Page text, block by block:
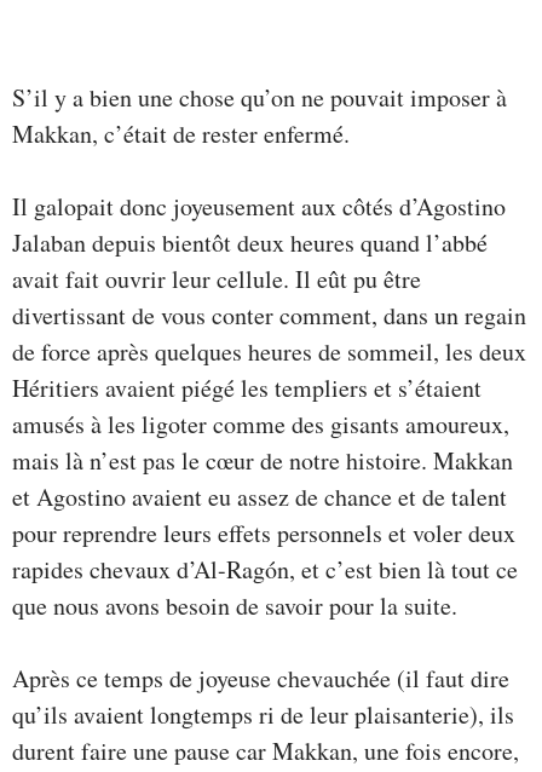
S’il y a bien une chose qu’on ne pouvait imposer à
Makkan, c’était de rester enfermé.
Il galopait donc joyeusement aux côtés d’Agostino
Jalaban depuis bientôt deux heures quand l’abbé
avait fait ouvrir leur cellule. Il eût pu être
divertissant de vous conter comment, dans un regain
de force après quelques heures de sommeil, les deux
Héritiers avaient piégé les templiers et s’étaient
amusés à les ligoter comme des gisants amoureux,
mais là n’est pas le cœur de notre histoire. Makkan
et Agostino avaient eu assez de chance et de talent
pour reprendre leurs effets personnels et voler deux
rapides chevaux d’Al-Ragón, et c’est bien là tout ce
que nous avons besoin de savoir pour la suite.
Après ce temps de joyeuse chevauchée (il faut dire
qu’ils avaient longtemps ri de leur plaisanterie), ils
durent faire une pause car Makkan, une fois encore,